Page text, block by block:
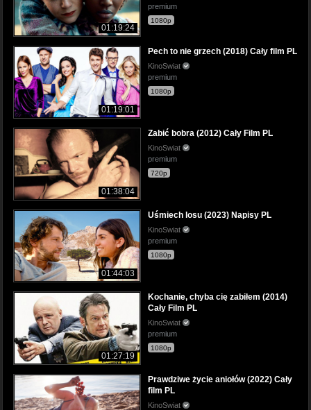
01:19:24
premium
1080p
01:19:01
Pech to nie grzech (2018) Cały film PL
KinoSwiat
premium
1080p
01:38:04
Zabić bobra (2012) Cały Film PL
KinoSwiat
premium
720p
01:44:03
Uśmiech losu (2023) Napisy PL
KinoSwiat
premium
1080p
01:27:19
Kochanie, chyba cię zabiłem (2014)
Cały Film PL
KinoSwiat
premium
1080p
Prawdziwe życie aniołów (2022) Cały
film PL
KinoSwiat